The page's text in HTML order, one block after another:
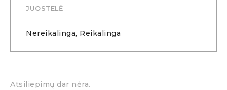
JUOSTELĖ
Nereikalinga, Reikalinga
Atsiliepimų dar nėra.